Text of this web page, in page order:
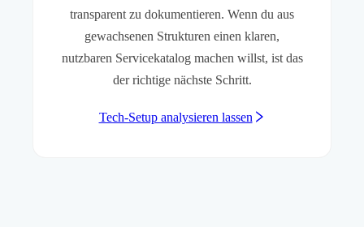
transparent zu dokumentieren. Wenn du aus
gewachsenen Strukturen einen klaren,
nutzbaren Servicekatalog machen willst, ist das
der richtige nächste Schritt.
Tech-Setup analysieren lassen